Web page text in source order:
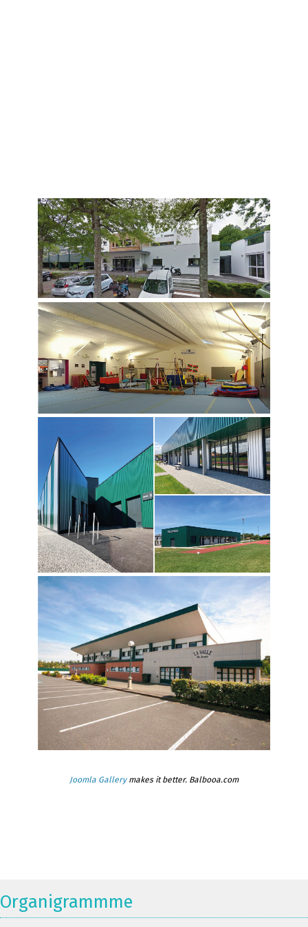
Joomla Gallerymakes it better. Balbooa.com
Organigrammme